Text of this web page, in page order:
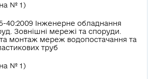
№ 1)
40:2009 Інженерне обладнання
Зовнішні мережі та споруди.
монтаж мереж водопостачання та
труб
№ 1)